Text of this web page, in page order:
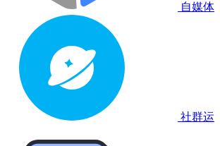
自媒体
社群运